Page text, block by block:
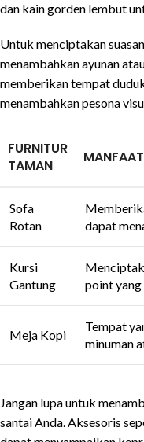
dan kain gorden lembut
Untuk menciptakan
menambahkan ayunan
memberikan tempat
menambahkan pesona
FURNITUR
TAMAN
MANFAAT
Sofa
Rotan
dapat
Kursi
Gantung
point
Meja Kopi
Tempat
minuman
Jangan lupa untuk
santai Anda. Aksesoris